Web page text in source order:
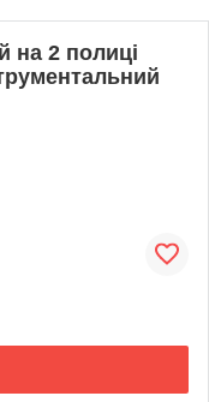
на 2 полиці